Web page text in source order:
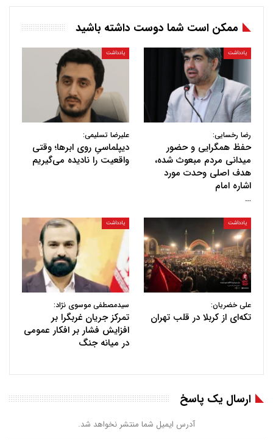
ممکن است شما دوست داشته باشید
یادداشت
رضا رخسایی:
حفظ همگرایی و حضور
میدانی مردم مبعوث شده،
هدف اصلی وحدت مورد
اشاره امام
…
یادداشت
علیرضا تسلیمی:
دیپلماسیِ روی ابرها؛ وقتی
واقعیت را نادیده می‌گیریم
یادداشت
علی خضریان:
تکه‌ای از کربلا در قلب تهران
یادداشت
سیدمصطفی موسوی نژاد:
تمرکز جریان غربگرا بر
افزایش فشار بر افکار عمومی
در میانه جنگ
ارسال یک پاسخ
آدرس ایمیل شما منتشر نخواهد شد.